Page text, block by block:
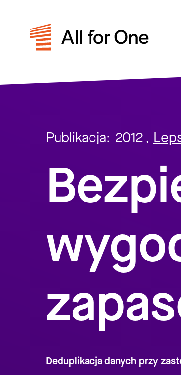
Publikacja: 2012 ,
Deduplikacja danych przy